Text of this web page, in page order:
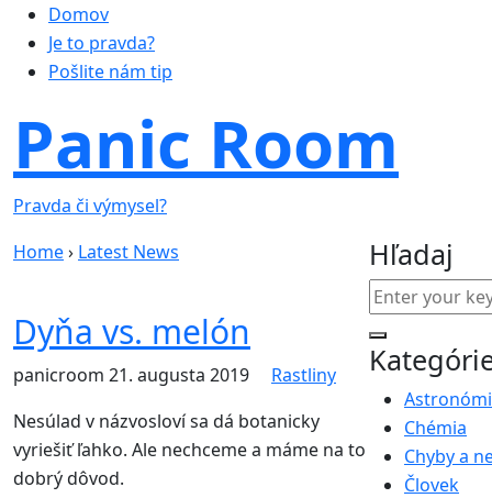
Domov
Je to pravda?
Pošlite nám tip
Panic Room
Pravda či výmysel?
Home› Latest News
Dyňa vs. melón
panicroom 21. augusta 2019
Rastliny
Nesúlad v názvosloví sa dá botanicky
vyriešiť ľahko. Ale nechceme a máme na to
dobrý dôvod.
Hľadaj
Chémia
Chyby a
Človek